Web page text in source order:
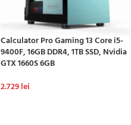
Calculator Pro Gaming 13 Core i5-
9400F, 16GB DDR4, 1TB SSD, Nvidia
GTX 1660S 6GB
2.729lei